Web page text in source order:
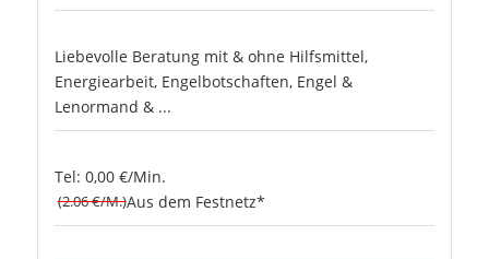
Liebevolle Beratung mit & ohne Hilfsmittel,
Energiearbeit, Engelbotschaften, Engel &
Lenormand & ...
Tel: 0,00 €/Min.
(2.06 €/M.)Aus dem Festnetz*